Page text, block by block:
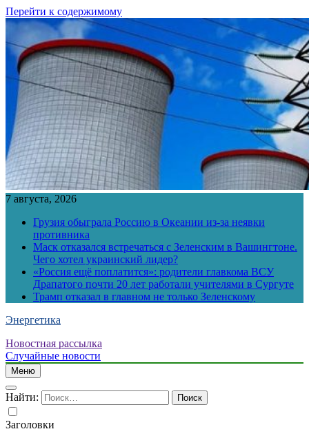
Перейти к содержимому
7 августа, 2026
Грузия обыграла Россию в Океании из-за неявки
противника
Маск отказался встречаться с Зеленским в Вашингтоне.
Чего хотел украинский лидер?
«Россия ещё поплатится»: родители главкома ВСУ
Драпатого почти 20 лет работали учителями в Сургуте
Трамп отказал в главном не только Зеленскому
Энергетика
Новостная рассылка
Случайные новости
Меню
Найти:
Заголовки